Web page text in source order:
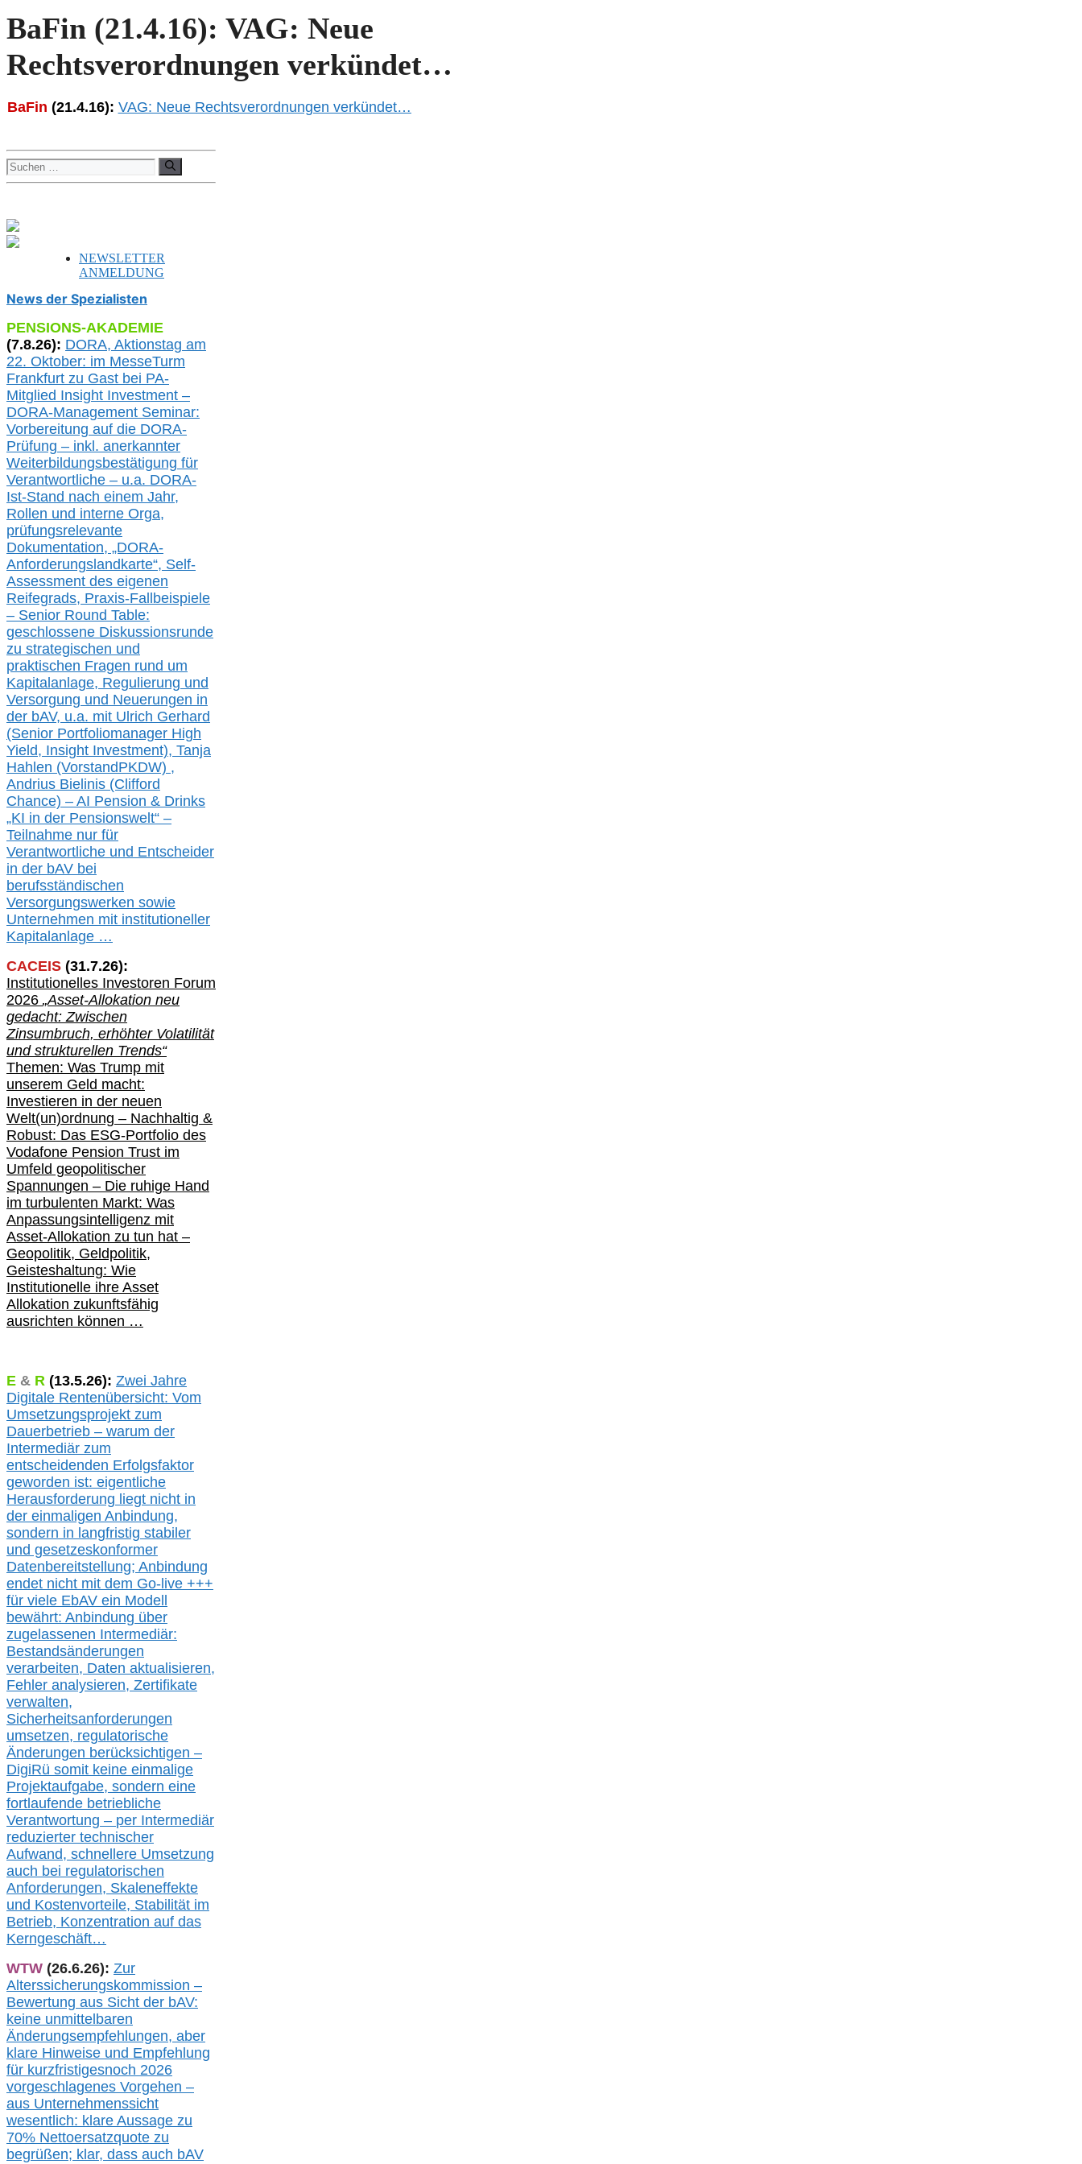
BaFin (21.4.16): VAG: Neue
Rechtsverordnungen verkündet…
BaFin (21.4.16): VAG: Neue Rechtsverordnungen verkündet…
Suchen
nach:
NEWSLETTER
ANMELDUNG
News der Spezialisten
PENSIONS-AKADEMIE
(7.8.26): DORA, Aktionstag am
22. Oktober: im MesseTurm
Frankfurt zu Gast bei PA-
Mitglied Insight Investment –
DORA-Management Seminar:
Vorbereitung auf die DORA-
Prüfung – inkl. anerkannter
Weiterbildungsbestätigung für
Verantwortliche – u.a. DORA-
Ist-Stand nach einem Jahr,
Rollen und interne Orga,
prüfungsrelevante
Dokumentation, „DORA-
Anforderungslandkarte“, Self-
Assessment des eigenen
Reifegrads, Praxis-Fallbeispiele
– Senior Round Table:
geschlossene Diskussionsrunde
zu strategischen und
praktischen Fragen rund um
Kapitalanlage, Regulierung und
Versorgung und Neuerungen in
der bAV, u.a. mit Ulrich Gerhard
(Senior Portfoliomanager High
Yield, Insight Investment), Tanja
Hahlen (VorstandPKDW) ,
Andrius Bielinis (Clifford
Chance) – AI Pension & Drinks
„KI in der Pensionswelt“ –
Teilnahme nur für
Verantwortliche und Entscheider
in der bAV bei
berufsständischen
Versorgungswerken sowie
Unternehmen mit institutioneller
Kapitalanlage …
CACEIS (31.7.26):
Institutionelles Investoren Forum
2026 „Asset-Allokation neu
gedacht: Zwischen
Zinsumbruch, erhöhter Volatilität
und strukturellen Trends“
Themen: Was Trump mit
unserem Geld macht:
Investieren in der neuen
Welt(un)ordnung – Nachhaltig &
Robust: Das ESG-Portfolio des
Vodafone Pension Trust im
Umfeld geopolitischer
Spannungen – Die ruhige Hand
im turbulenten Markt: Was
Anpassungsintelligenz mit
Asset-Allokation zu tun hat –
Geopolitik, Geldpolitik,
Geisteshaltung: Wie
Institutionelle ihre Asset
Allokation zukunftsfähig
ausrichten können …
E & R (13.5.26): Zwei Jahre
Digitale Rentenübersicht: Vom
Umsetzungsprojekt zum
Dauerbetrieb – warum der
Intermediär zum
entscheidenden Erfolgsfaktor
geworden ist: eigentliche
Herausforderung liegt nicht in
der einmaligen Anbindung,
sondern in langfristig stabiler
und gesetzeskonformer
Datenbereitstellung; Anbindung
endet nicht mit dem Go-live +++
für viele EbAV ein Modell
bewährt: Anbindung über
zugelassenen Intermediär:
Bestandsänderungen
verarbeiten, Daten aktualisieren,
Fehler analysieren, Zertifikate
verwalten,
Sicherheitsanforderungen
umsetzen, regulatorische
Änderungen berücksichtigen –
DigiRü somit keine einmalige
Projektaufgabe, sondern eine
fortlaufende betriebliche
Verantwortung – per Intermediär
reduzierter technischer
Aufwand, schnellere Umsetzung
auch bei regulatorischen
Anforderungen, Skaleneffekte
und Kostenvorteile, Stabilität im
Betrieb, Konzentration auf das
Kerngeschäft…
WTW (26.6.26): Zur
Alterssicherungskommission –
Bewertung aus Sicht der bAV:
keine unmittelbaren
Änderungsempfehlungen, aber
klare Hinweise und Empfehlung
für kurzfristigesnoch 2026
vorgeschlagenes Vorgehen –
aus Unternehmenssicht
wesentlich: klare Aussage zu
70% Nettoersatzquote zu
begrüßen; klar, dass auch bAV